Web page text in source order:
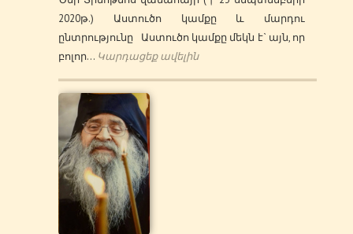
2020թ.) Աստուծո կամքը և մարդու
ընտրությունը Աստուծո կամքը մեկն է` այն, որ
բոլոր… Կարդացեք ավելին